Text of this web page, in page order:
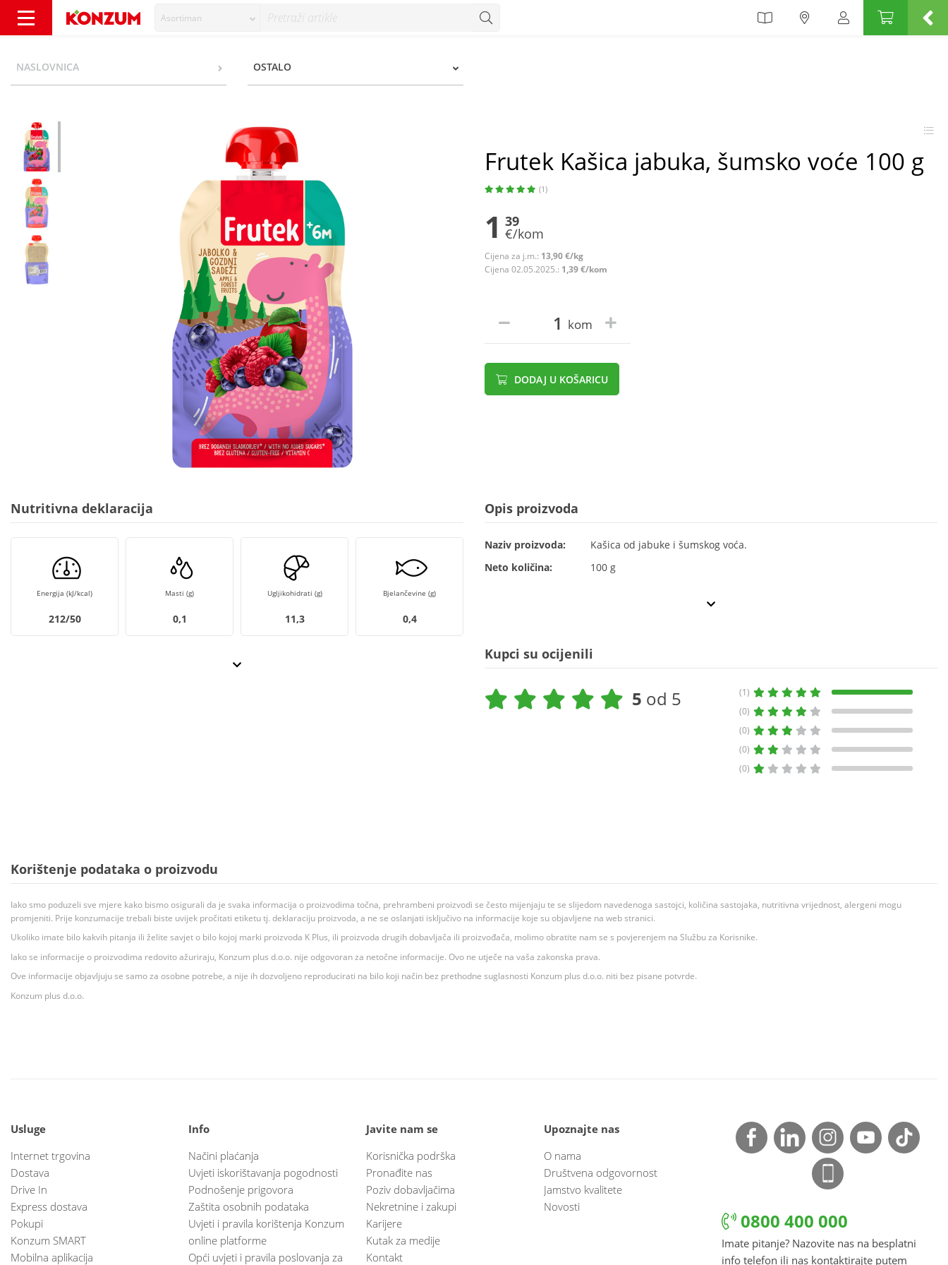
Asortiman
NASLOVNICA OSTALO
Frutek Kašica jabuka, šumsko voće 100 g
(1)
1 39
€/kom
Cijena za j.m.: 13,90 €/kg
Cijena 02.05.2025.: 1,39 €/kom
kom
DODAJ U KOŠARICU
Nutritivna deklaracija
Energija (kJ/kcal)
212/50
Masti (g)
0,1
Ugljikohidrati (g)
11,3
Bjelančevine (g)
0,4
Opis proizvoda
Naziv proizvoda:
Kašica od jabuke i šumskog voća.
Neto količina:
100 g
Kupci su ocijenili
5 od 5
(1)
(0)
(0)
(0)
(0)
Korištenje podataka o proizvodu
Iako smo poduzeli sve mjere kako bismo osigurali da je svaka informacija o proizvodima točna, prehrambeni proizvodi se često mijenjaju te se slijedom navedenoga sastojci, količina sastojaka, nutritivna vrijednost, alergeni mogu
promjeniti. Prije konzumacije trebali biste uvijek pročitati etiketu tj. deklaraciju proizvoda, a ne se oslanjati isključivo na informacije koje su objavljene na web stranici.
Ukoliko imate bilo kakvih pitanja ili želite savjet o bilo kojoj marki proizvoda K Plus, ili proizvoda drugih dobavljača ili proizvođača, molimo obratite nam se s povjerenjem na Službu za Korisnike.
Iako se informacije o proizvodima redovito ažuriraju, Konzum plus d.o.o. nije odgovoran za netočne informacije. Ovo ne utječe na vaša zakonska prava.
Ove informacije objavljuju se samo za osobne potrebe, a nije ih dozvoljeno reproducirati na bilo koji način bez prethodne suglasnosti Konzum plus d.o.o. niti bez pisane potvrde.
Konzum plus d.o.o.
Usluge
Internet trgovina
Dostava
Drive In
Express dostava
Pokupi
Konzum SMART
Mobilna aplikacija
Info
Načini plaćanja
Uvjeti iskorištavanja pogodnosti
Podnošenje prigovora
Zaštita osobnih podataka
Uvjeti i pravila korištenja Konzum
online platforme
Opći uvjeti i pravila poslovanja za
Javite nam se
Korisnička podrška
Pronađite nas
Poziv dobavljačima
Nekretnine i zakupi
Karijere
Kutak za medije
Kontakt
Upoznajte nas
O nama
Društvena odgovornost
Jamstvo kvalitete
Novosti
0800 400 000
Imate pitanje? Nazovite nas na besplatni
info telefon ili nas kontaktirajte putem